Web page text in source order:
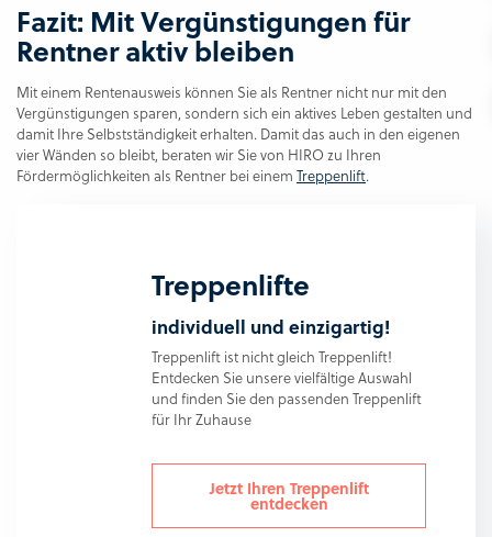
Fazit: Mit Vergünstigungen für
Rentner aktiv bleiben
Mit einem Rentenausweis können Sie als Rentner nicht nur mit den
Vergünstigungen sparen, sondern sich ein aktives Leben gestalten und
damit Ihre Selbstständigkeit erhalten. Damit das auch in den eigenen
vier Wänden so bleibt, beraten wir Sie von HIRO zu Ihren
Fördermöglichkeiten als Rentner bei einem Treppenlift.
Treppenlifte
individuell und einzigartig!
Treppenlift ist nicht gleich Treppenlift!
Entdecken Sie unsere vielfältige Auswahl
und finden Sie den passenden Treppenlift
für Ihr Zuhause
Jetzt Ihren Treppenlift
entdecken